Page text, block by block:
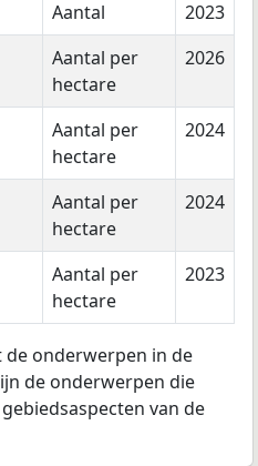
Aantal
2023
Aantal per
hectare
2026
Aantal per
hectare
2024
Aantal per
hectare
2024
Aantal per
hectare
2023
onderwerpen in de
de onderwerpen die
van de